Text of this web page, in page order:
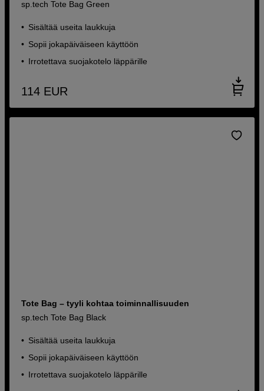
sp.tech Tote Bag Green
Sisältää useita laukkuja
Sopii jokapäiväiseen käyttöön
Irrotettava suojakotelo läppärille
114 EUR
Tote Bag – tyyli kohtaa toiminnallisuuden
sp.tech Tote Bag Black
Sisältää useita laukkuja
Sopii jokapäiväiseen käyttöön
Irrotettava suojakotelo läppärille